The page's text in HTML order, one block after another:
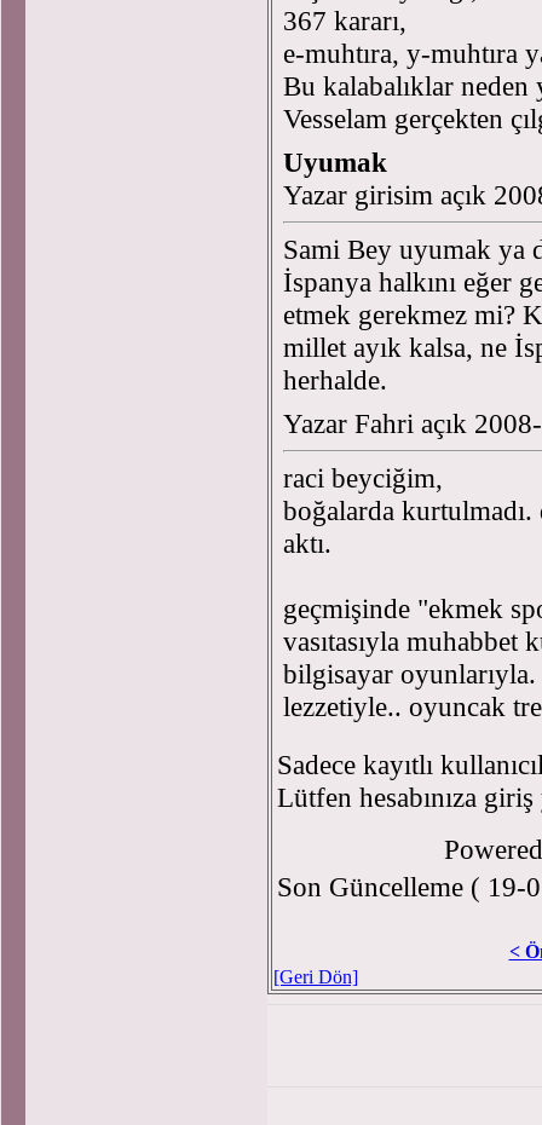
367 kararı,
e-muhtıra, y-muhtıra
Bu kalabalıklar
Vesselam gerçekten
Uyumak
Yazar girisim açık
Sami Bey uyumak ya
İspanya halkını eğer
etmek gerekmez mi?
millet ayık kalsa, ne
herhalde.
Yazar Fahri açık
raci beyciğim,
boğalarda kurtulmadı.
aktı.
geçmişinde "ekmek
vasıtasıyla
bilgisayar oyunlarıyla.
lezzetiyle.. oyuncak
Sadece kayıtlı
Lütfen hesabınıza
Son Güncelleme ( 19-
<
[Geri Dön]